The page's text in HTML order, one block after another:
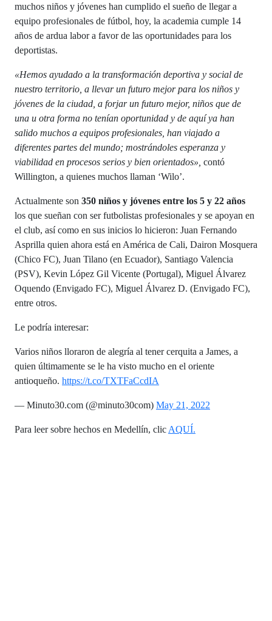
muchos niños y jóvenes han cumplido el sueño de llegar a
equipo profesionales de fútbol, hoy, la academia cumple 14
años de ardua labor a favor de las oportunidades para los
deportistas.
«Hemos ayudado a la transformación deportiva y social de
nuestro territorio, a llevar un futuro mejor para los niños y
jóvenes de la ciudad, a forjar un futuro mejor, niños que de
una u otra forma no tenían oportunidad y de aquí ya han
salido muchos a equipos profesionales, han viajado a
diferentes partes del mundo; mostrándoles esperanza y
viabilidad en procesos serios y bien orientados», contó
Willington, a quienes muchos llaman ‘Wilo’.
Actualmente son 350 niños y jóvenes entre los 5 y 22 años
los que sueñan con ser futbolistas profesionales y se apoyan en
el club, así como en sus inicios lo hicieron: Juan Fernando
Asprilla quien ahora está en América de Cali, Dairon Mosquera
(Chico FC), Juan Tilano (en Ecuador), Santiago Valencia
(PSV), Kevin López Gil Vicente (Portugal), Miguel Álvarez
Oquendo (Envigado FC), Miguel Álvarez D. (Envigado FC),
entre otros.
Le podría interesar:
Varios niños lloraron de alegría al tener cerquita a James, a
quien últimamente se le ha visto mucho en el oriente
antioqueño. https://t.co/TXTFaCcdIA
— Minuto30.com (@minuto30com) May 21, 2022
Para leer sobre hechos en Medellín, clic AQUÍ.